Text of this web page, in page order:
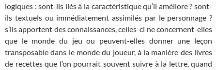
logiques : sont-ils liés à la caractéristique qu’il améliore ? sont-
ils textuels ou immédiatement assimilés par le personnage ?
s’ils apportent des connaissances, celles-ci ne concernent-elles
que le monde du jeu ou peuvent-elles donner une leçon
transposable dans le monde du joueur, à la manière des livres
de recettes que l’on pourrait souvent suivre à la lettre, quand